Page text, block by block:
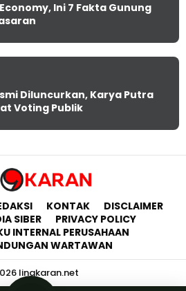
Ini 7 Fakta Gunung
Diluncurkan, Karya Putra
Voting Publik
KONTAK
DISCLAIMER
SIBER
PRIVACY POLICY
INTERNAL PERUSAHAAN
WARTAWAN
lingkaran.net